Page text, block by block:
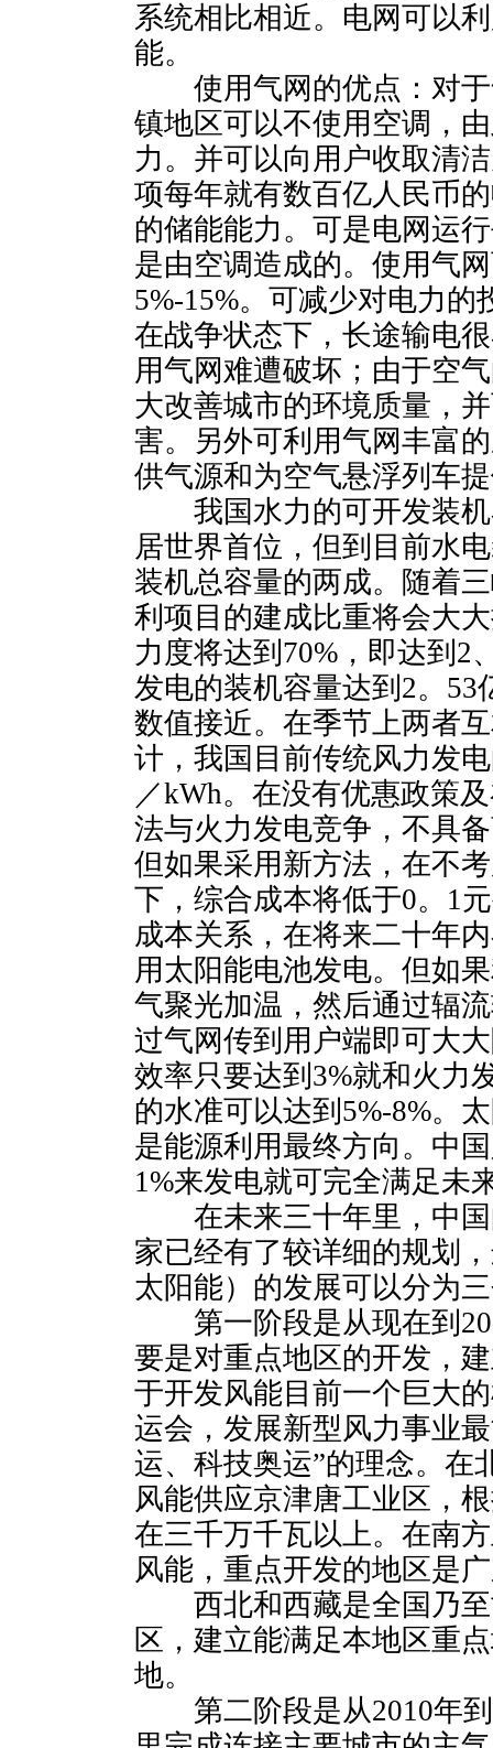
系统相比相近。电网可以
能。
使用气网的优点：对于
镇地区可以不使用空调，
力。并可以向用户收取清
项每年就有数百亿人民币
的储能能力。可是电网运
是由空调造成的。使用气
5%-15%。可减少对电力
在战争状态下，长途输电
用气网难遭破坏；由于空
大改善城市的环境质量，
害。另外可利用气网丰富
供气源和为空气悬浮列车
我国水力的可开发装机
居世界首位，但到目前水
装机总容量的两成。随着
利项目的建成比重将会大
力度将达到70%，即达到2
发电的装机容量达到2。53
数值接近。在季节上两者
计，我国目前传统风力发
／kWh。在没有优惠政策
法与火力发电竞争，不具
但如果采用新方法，在不
下，综合成本将低于0。1
成本关系，在将来二十年
用太阳能电池发电。但如
气聚光加温，然后通过辐
过气网传到用户端即可大
效率只要达到3%就和火力
的水准可以达到5%-8%。
是能源利用最终方向。中
1%来发电就可完全满足未
在未来三十年里，中国
家已经有了较详细的规划
太阳能）的发展可以分为
第一阶段是从现在到
要是对重点地区的开发，
于开发风能目前一个巨大
运会，发展新型风力事业
运、科技奥运”的理念。在
风能供应京津唐工业区，
在三千万千瓦以上。在南
风能，重点开发的地区是
西北和西藏是全国乃至
区，建立能满足本地区重
地。
第二阶段是从2010年到